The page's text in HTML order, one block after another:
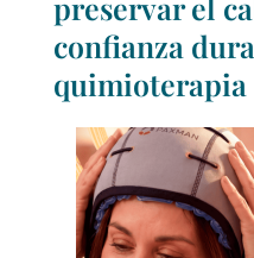
confianza
quimioterapia